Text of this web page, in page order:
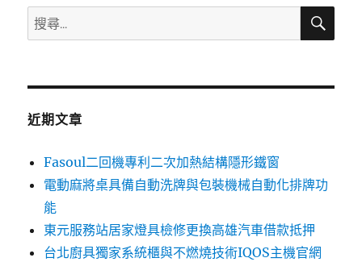
搜
尋
鍵
搜
近期文章
Fasoul二回機專利二次加熱結構隱形鐵窗
電動麻將桌具備自動洗牌與包裝機械自動化排牌功
能
東元服務站居家燈具檢修更換高雄汽車借款抵押
台北廚具獨家系統櫃與不燃燒技術IQOS主機官網